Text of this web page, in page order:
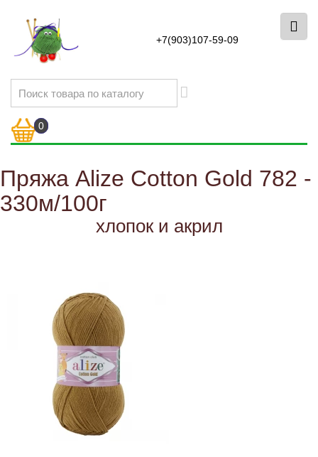
+7(903)107-59-09
0
Пряжа Alize Cotton Gold 782 -
330м/100г
хлопок и акрил